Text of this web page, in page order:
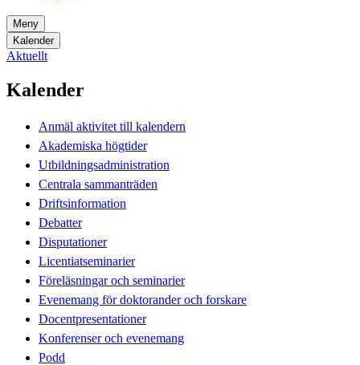
Meny
Kalender
Aktuellt
Kalender
Anmäl aktivitet till kalendern
Akademiska högtider
Utbildningsadministration
Centrala sammanträden
Driftsinformation
Debatter
Disputationer
Licentiatseminarier
Föreläsningar och seminarier
Evenemang för doktorander och forskare
Docentpresentationer
Konferenser och evenemang
Podd